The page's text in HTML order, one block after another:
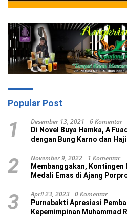
Popular Post
1 Desember 13, 2021 6 Komentar
Di Novel Buya Hamka, A
dengan Bung Karno dan Haji
2 November 9, 2022 1 Komentar
Membanggakan, Kontingen
Medali Emas di Ajang
3 April 23, 2023 0 Komentar
Purnabakti Apresiasi
Kepemimpinan Muhammad